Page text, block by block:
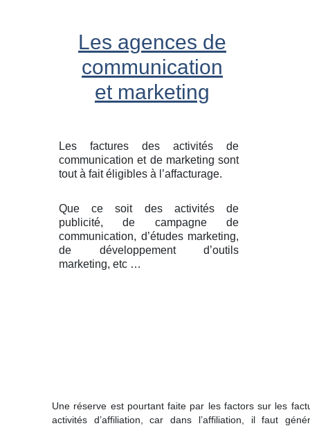
Les agences de
communication
et marketing
Les factures des activités de
communication et de marketing sont
tout à fait éligibles à l’affacturage.
Que ce soit des activités de
publicité, de campagne de
communication, d’études marketing,
de développement d’outils
marketing, etc …
Une réserve est pourtant faite par les factors sur les
activités d’affiliation, car dans l’affiliation, il faut